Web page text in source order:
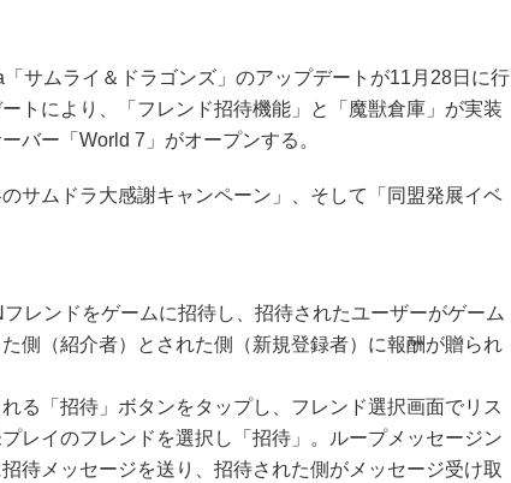
サムライ＆ドラゴンズ」のアップデートが11月28日に行
トにより、「フレンド招待機能」と「魔獣倉庫」が実装
バー「World 7」がオープンする。
サムドラ大感謝キャンペーン」、そして「同盟発展イベ
レンドをゲームに招待し、招待されたユーザーがゲーム
側（紹介者）とされた側（新規登録者）に報酬が贈られ
る「招待」ボタンをタップし、フレンド選択画面でリス
レイのフレンドを選択し「招待」。ループメッセージン
待メッセージを送り、招待された側がメッセージ受け取